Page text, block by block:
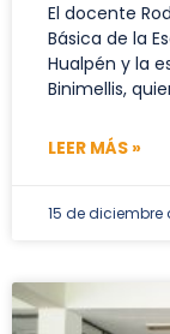
El docente
Básica de la
Hualpén y la
Binimellis,
LEER MÁS »
15 de diciembre